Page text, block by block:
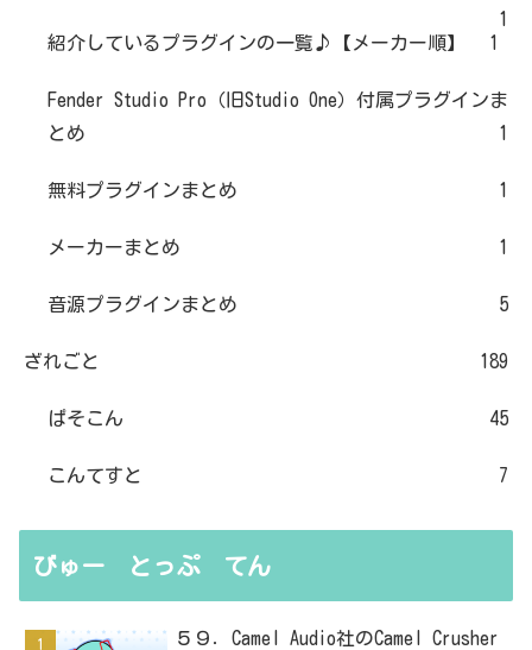
1
紹介しているプラグインの一覧♪【メーカー順】
1
Fender Studio Pro（旧Studio One）付属プラグインま
とめ
1
無料プラグインまとめ 1
メーカーまとめ 1
音源プラグインまとめ 5
ざれごと 189
ぱそこん 45
こんてすと 7
びゅー とっぷ てん
５９．Camel Audio社のCamel Crusher